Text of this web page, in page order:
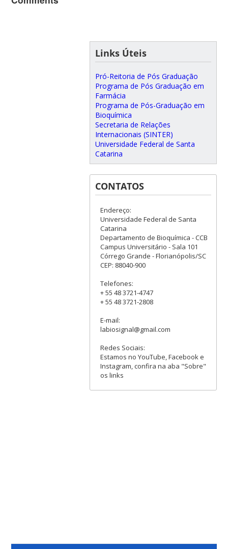
Links Úteis
Pró-Reitoria de Pós Graduação
Programa de Pós Graduação em
Farmácia
Programa de Pós-Graduação em
Bioquímica
Secretaria de Relações
Internacionais (SINTER)
Universidade Federal de Santa
Catarina
CONTATOS
Endereço:
Universidade Federal de Santa
Catarina
Departamento de Bioquímica - CCB
Campus Universitário - Sala 101
Córrego Grande - Florianópolis/SC
CEP: 88040-900
Telefones:
+ 55 48 3721-4747
+ 55 48 3721-2808
E-mail:
labiosignal@gmail.com
Redes Sociais:
Estamos no YouTube, Facebook e
Instagram, confira na aba "Sobre"
os links